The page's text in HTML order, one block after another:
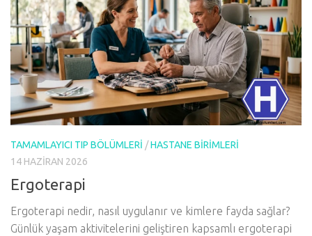
TAMAMLAYICI TIP BÖLÜMLERI /HASTANE BIRIMLERI
14 HAZIRAN 2026
Ergoterapi
Ergoterapi nedir, nasıl uygulanır ve kimlere fayda sağlar?
Günlük yaşam aktivitelerini geliştiren kapsamlı ergoterapi